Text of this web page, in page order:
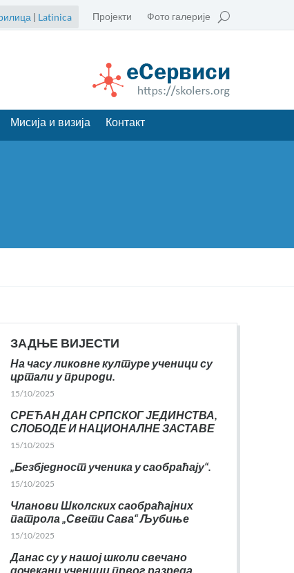
Пројекти Фото галерије
| Latinica
Мисија и визија Контакт
ЗАДЊЕ ВИЈЕСТИ
На часу ликовне културе ученици су
цртали у природи.
15/10/2025
СРЕЋАН ДАН СРПСКОГ ЈЕДИНСТВА,
СЛОБОДЕ И НАЦИОНАЛНЕ ЗАСТАВЕ
15/10/2025
„Безбједност ученика у саобраћају“.
15/10/2025
Чланови Школских саобраћајних
патрола „Свети Сава“ Љубиње
15/10/2025
Данас су у нашој школи свечано
дочекани ученици првог разреда.